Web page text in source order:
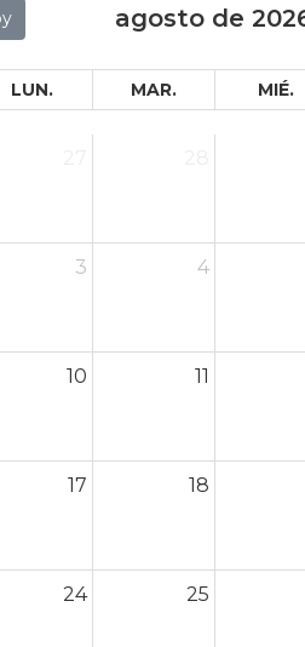
agosto de
LUN. MAR. MIÉ.
3 4
10 11
17 18
24 25